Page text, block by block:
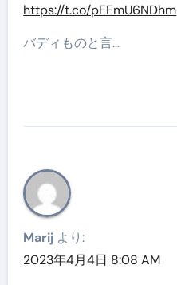
https://t.co/pFFmU6NDhm
バディものと言…
Marij より:
2023年4月4日 8:08 AM